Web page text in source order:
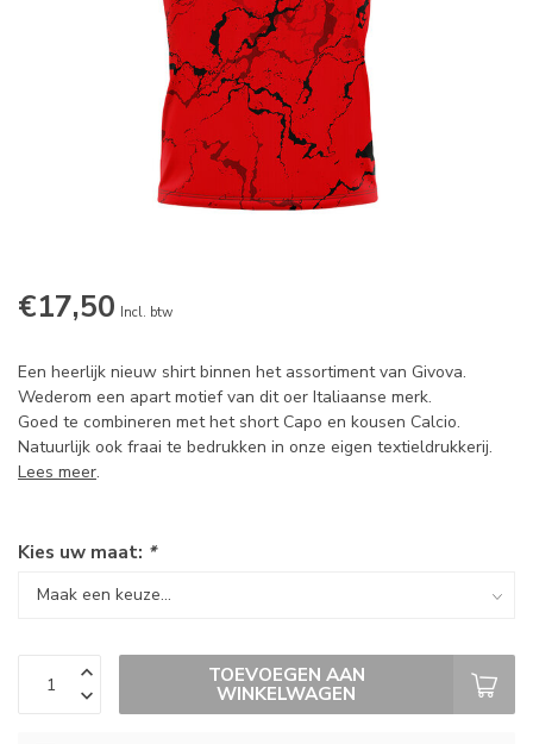
€17,50 Incl. btw
Een heerlijk nieuw shirt binnen het assortiment van Givova.
Wederom een apart motief van dit oer Italiaanse merk.
Goed te combineren met het short Capo en kousen Calcio.
Natuurlijk ook fraai te bedrukken in onze eigen textieldrukkerij.
Lees meer.
Kies uw maat: *
TOEVOEGEN AAN
WINKELWAGEN